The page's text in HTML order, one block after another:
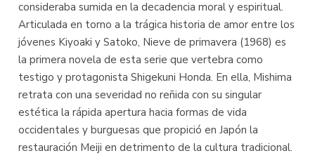
consideraba sumida en la decadencia moral y espiritual.
Articulada en torno a la trágica historia de amor entre los
jóvenes Kiyoaki y Satoko, Nieve de primavera (1968) es
la primera novela de esta serie que vertebra como
testigo y protagonista Shigekuni Honda. En ella, Mishima
retrata con una severidad no reñida con su singular
estética la rápida apertura hacia formas de vida
occidentales y burguesas que propició en Japón la
restauración Meiji en detrimento de la cultura tradicional.